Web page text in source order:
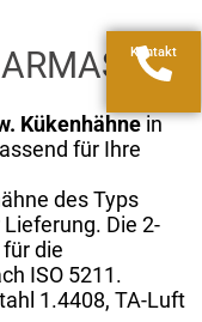
Kükenhähnein
für Ihre
des Typs
Die 2-
die
ISO 5211.
1.4408, TA-Luft
Kontakt